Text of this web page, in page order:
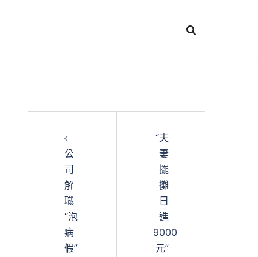
公
司
解
職
“泡
病
假”
“夫
妻
擺
攤
日
進
9000
元”